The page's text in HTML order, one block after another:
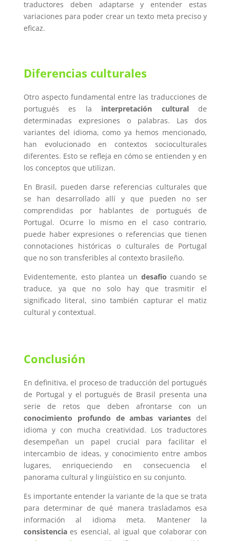
traductores deben adaptarse y entender estas
variaciones para poder crear un texto meta preciso y
eficaz.
Diferencias culturales
Otro aspecto fundamental entre las traducciones de
portugués es la interpretación culturalde
determinadas expresiones o palabras. Las dos
variantes del idioma, como ya hemos mencionado,
han evolucionado en contextos socioculturales
diferentes. Esto se refleja en cómo se entienden y en
los conceptos que utilizan.
En Brasil, pueden darse referencias culturales que
se han desarrollado allí y que pueden no ser
comprendidas por hablantes de portugués de
Portugal. Ocurre lo mismo en el caso contrario,
puede haber expresiones o referencias que tienen
connotaciones históricas o culturales de Portugal
que no son transferibles al contexto brasileño.
Evidentemente, esto plantea un desafío cuando se
traduce, ya que no solo hay que trasmitir el
significado literal, sino también capturar el matiz
cultural y contextual.
Conclusión
En definitiva, el proceso de traducción del portugués
de Portugal y el portugués de Brasil presenta una
serie de retos que deben afrontarse con un
conocimiento profundo de ambas variantes del
idioma y con mucha creatividad. Los traductores
desempeñan un papel crucial para facilitar el
intercambio de ideas, y conocimiento entre ambos
lugares, enriqueciendo en consecuencia el
panorama cultural y lingüístico en su conjunto.
Es importante entender la variante de la que se trata
para determinar de qué manera trasladamos esa
información al idioma meta. Mantener la
consistenciaes esencial, al igual que colaborar con